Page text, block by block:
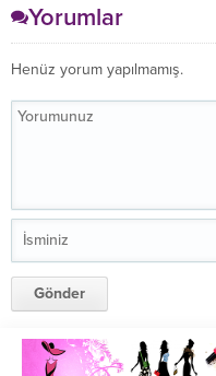
Yorumlar
Henüz yorum yapılmamış.